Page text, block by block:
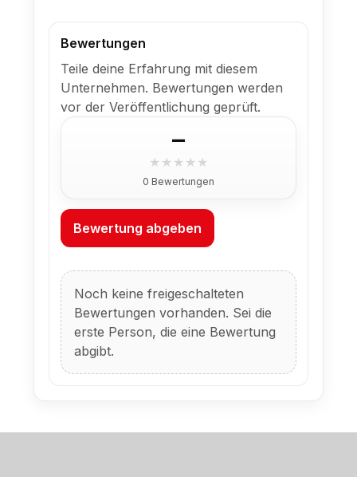
Bewertungen
Teile deine Erfahrung mit diesem
Unternehmen. Bewertungen werden
vor der Veröffentlichung geprüft.
–
★ ★ ★ ★ ★
0 Bewertungen
Bewertung abgeben
Noch keine freigeschalteten
Bewertungen vorhanden. Sei die
erste Person, die eine Bewertung
abgibt.